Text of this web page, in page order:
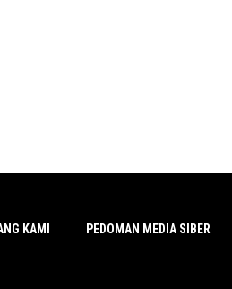
KAMI PEDOMAN MEDIA SIBER